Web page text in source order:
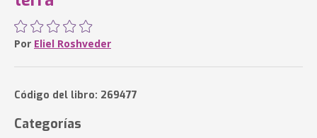
Por Eliel Roshveder
Código del libro: 269477
Categorías